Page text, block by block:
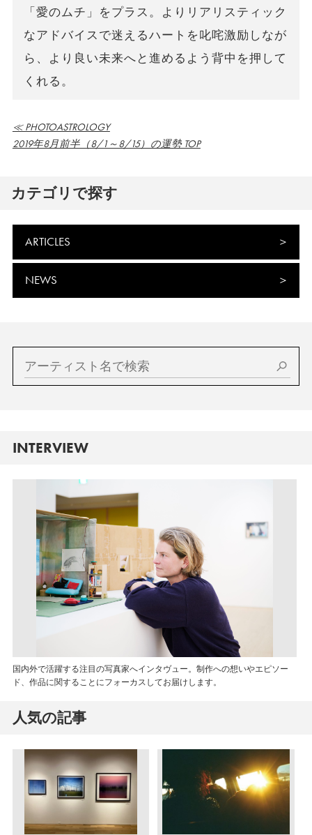
「愛のムチ」をプラス。よりリアリスティック
なアドバイスで迷えるハートを叱咤激励しなが
ら、より良い未来へと進めるよう背中を押して
くれる。
≪ PHOTOASTROLOGY
2019年8月前半（8/1～8/15）の運勢 TOP
カテゴリで探す
ARTICLES
NEWS
INTERVIEW
国内外で活躍する注目の写真家へインタヴュー。制作への想いやエピソー
ド、作品に関することにフォーカスしてお届けします。
人気の記事